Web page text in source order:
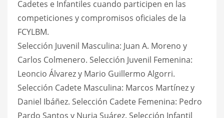
Cadetes e Infantiles cuando participen en las
competiciones y compromisos oficiales de la
FCYLBM.
Selección Juvenil Masculina: Juan A. Moreno y
Carlos Colmenero. Selección Juvenil Femenina:
Leoncio Álvarez y Mario Guillermo Algorri.
Selección Cadete Masculina: Marcos Martínez y
Daniel Ibáñez. Selección Cadete Femenina: Pedro
Pardo Santos y Nuria Suárez. Selección Infantil